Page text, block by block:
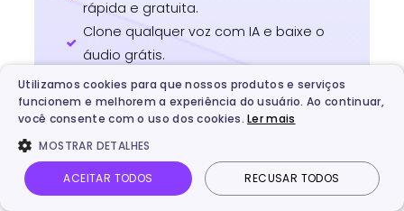
rápida e gratuita.
Clone qualquer voz com IA e baixe o
áudio grátis.
Gere vozes com emoções em 140+
idiomas automaticamente.
Clonar Voz IA
Utilizamos cookies para que nossos produtos e serviços
funcionem e melhorem a experiência do usuário. Ao continuar,
você consente com o uso dos cookies.Ler mais
MOSTRAR DETALHES
ACEITAR TODOS RECUSAR TODOS